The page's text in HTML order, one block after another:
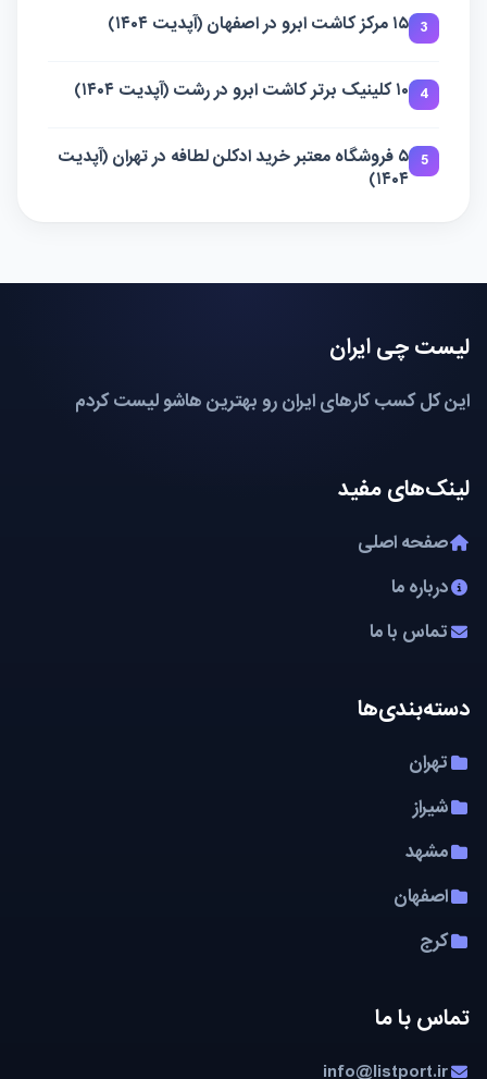
3 ۱۵ مرکز کاشت ابرو در اصفهان (آپدیت ۱۴۰۴)
4 ۱۰ کلینیک برتر کاشت ابرو در رشت (آپدیت ۱۴۰۴)
5
۵ فروشگاه معتبر خرید ادکلن لطافه در تهران (آپدیت
۱۴۰۴)
لیست چی ایران
این کل کسب کارهای ایران رو بهترین هاشو لیست کردم
لینک‌های مفید
صفحه اصلی
درباره ما
تماس با ما
دسته‌بندی‌ها
تهران
شیراز
مشهد
اصفهان
کرج
تماس با ما
info@listport.ir